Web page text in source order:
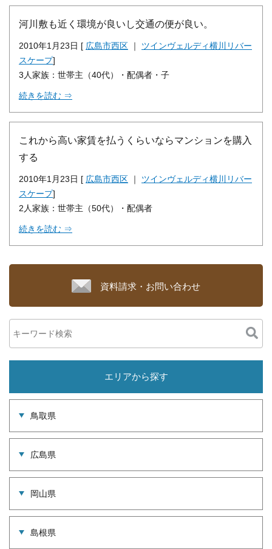
河川敷も近く環境が良いし交通の便が良い。
2010年1月23日 [ 広島市西区 ｜ ツインヴェルディ横川リバー
スケープ]
3人家族：世帯主（40代）・配偶者・子
続きを読む ⇒
これから高い家賃を払うくらいならマンションを購入
する
2010年1月23日 [ 広島市西区 ｜ ツインヴェルディ横川リバー
スケープ]
2人家族：世帯主（50代）・配偶者
続きを読む ⇒
資料請求・お問い合わせ
エリアから探す
鳥取県
広島県
岡山県
島根県